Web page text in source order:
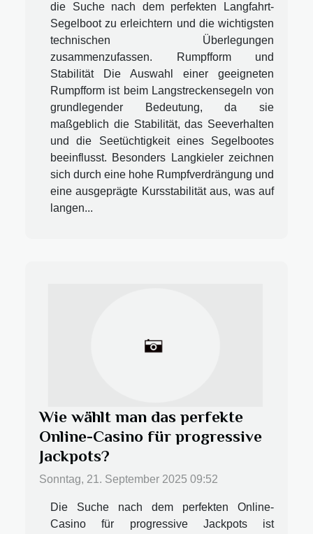
die Suche nach dem perfekten Langfahrt-
Segelboot zu erleichtern und die wichtigsten
technischen Überlegungen
zusammenzufassen. Rumpfform und
Stabilität Die Auswahl einer geeigneten
Rumpfform ist beim Langstreckensegeln von
grundlegender Bedeutung, da sie
maßgeblich die Stabilität, das Seeverhalten
und die Seetüchtigkeit eines Segelbootes
beeinflusst. Besonders Langkieler zeichnen
sich durch eine hohe Rumpfverdrängung und
eine ausgeprägte Kursstabilität aus, was auf
langen...
Wie wählt man das perfekte
Online-Casino für progressive
Jackpots?
Sonntag, 21. September 2025 09:52
Die Suche nach dem perfekten Online-
Casino für progressive Jackpots ist